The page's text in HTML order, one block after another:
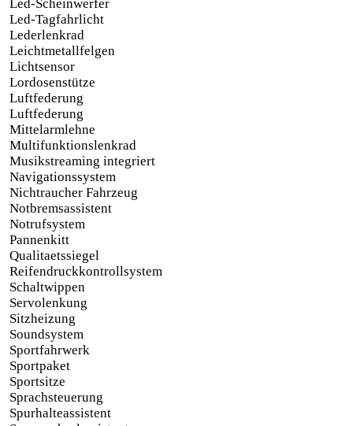
Led-Scheinwerfer
Led-Tagfahrlicht
Lederlenkrad
Leichtmetallfelgen
Lichtsensor
Lordosenstütze
Luftfederung
Luftfederung
Mittelarmlehne
Multifunktionslenkrad
Musikstreaming integriert
Navigationssystem
Nichtraucher Fahrzeug
Notbremsassistent
Notrufsystem
Pannenkitt
Qualitaetssiegel
Reifendruckkontrollsystem
Schaltwippen
Servolenkung
Sitzheizung
Soundsystem
Sportfahrwerk
Sportpaket
Sportsitze
Sprachsteuerung
Spurhalteassistent